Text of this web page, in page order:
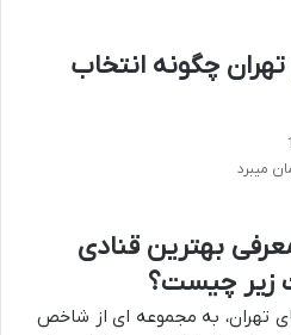
چگونه انتخاب
بهترین قنادی
زیر چیست؟
تهران، به مجموعه ای از شاخص